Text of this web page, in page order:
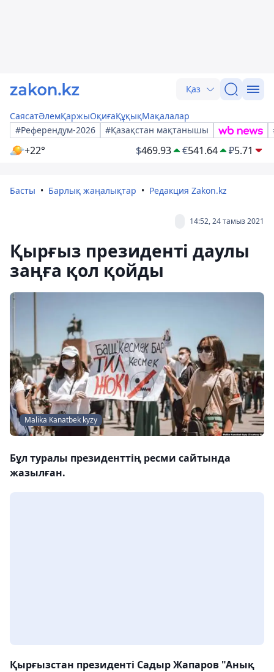
Қаз
СаясатӘлемҚаржыОқиғаҚұқықМақалалар
#Референдум-2026
#Қазақстан мақтанышы
+22° $469.93 €541.64 ₽5.71
Басты Барлық жаңалықтар Редакция Zakon.kz
14:52, 24 тамыз 2021
Қырғыз президенті даулы
заңға қол қойды
Malika Kanatbek kyzy
Бұл туралы президенттің ресми сайтында
жазылған.
Қырғызстан президенті Садыр Жапаров "Анық